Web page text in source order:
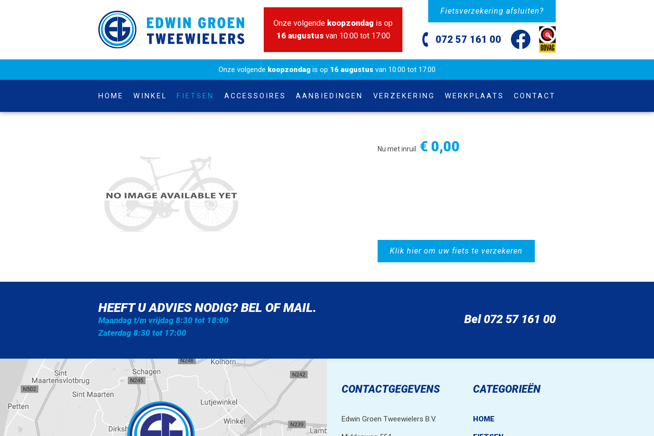
Onze volgende koopzondag is op
16 augustusvan 10:00 tot 17:00
Fietsverzekering afsluiten?
072 57 161 00
Onze volgende koopzondag is op 16 augustus van 10:00 tot 17:00
HOME WINKEL FIETSEN ACCESSOIRES AANBIEDINGEN VERZEKERING WERKPLAATS CONTACT
Nu met inruil € 0,00
Klik hier om uw fiets te verzekeren
HEEFT U ADVIES NODIG? BEL OF MAIL.
Maandag t/m vrijdag 8:30 tot 18:00
Zaterdag 8:30 tot 17:00
Bel 072 57 161 00
CONTACTGEGEVENS
Edwin Groen Tweewielers B.V.
CATEGORIEËN
HOME